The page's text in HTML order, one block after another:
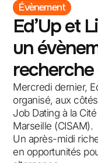
Évènement
Ed’Up et
un
recherche
Mercredi dernier,
organisé, aux
Job Dating à la
Marseille (CISAM).
Un après-midi
en opportunités